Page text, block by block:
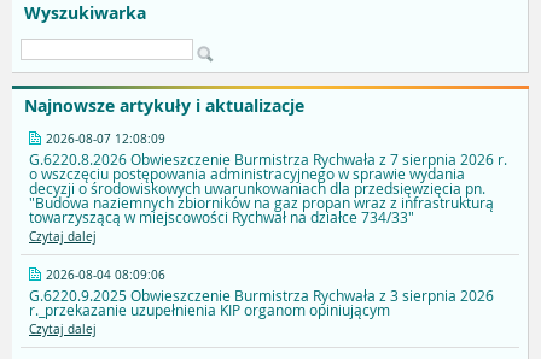
Wyszukiwarka
Najnowsze artykuły i aktualizacje
2026-08-07 12:08:09
G.6220.8.2026 Obwieszczenie Burmistrza Rychwała z 7 sierpnia 2026 r.
o wszczęciu postępowania administracyjnego w sprawie wydania
decyzji o środowiskowych uwarunkowaniach dla przedsięwzięcia pn.
"Budowa naziemnych zbiorników na gaz propan wraz z infrastrukturą
towarzyszącą w miejscowości Rychwał na działce 734/33"
Czytaj dalej
2026-08-04 08:09:06
G.6220.9.2025 Obwieszczenie Burmistrza Rychwała z 3 sierpnia 2026
r._przekazanie uzupełnienia KIP organom opiniującym
Czytaj dalej